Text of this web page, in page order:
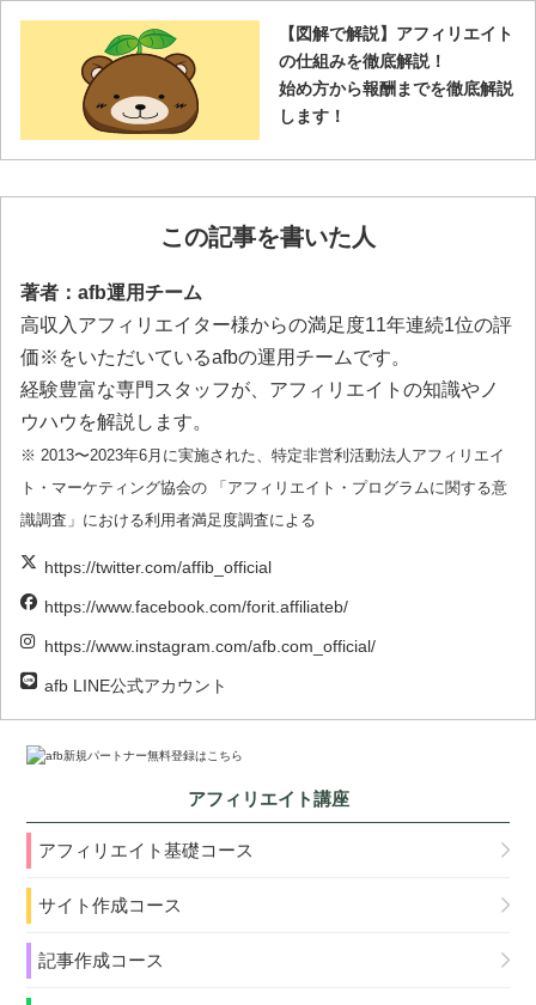
【図解で解説】アフィリエイト
の仕組みを徹底解説！
始め方から報酬までを徹底解説
します！
この記事を書いた人
著者：afb運用チーム
高収入アフィリエイター様からの満足度11年連続1位の評
価※をいただいているafbの運用チームです。
経験豊富な専門スタッフが、アフィリエイトの知識やノ
ウハウを解説します。
※ 2013〜2023年6月に実施された、特定非営利活動法人アフィリエイ
ト・マーケティング協会の 「アフィリエイト・プログラムに関する意
識調査」における利用者満足度調査による
https://twitter.com/affib_official
https://www.facebook.com/forit.affiliateb/
https://www.instagram.com/afb.com_official/
afb LINE公式アカウント
アフィリエイト講座
アフィリエイト基礎コース
サイト作成コース
記事作成コース